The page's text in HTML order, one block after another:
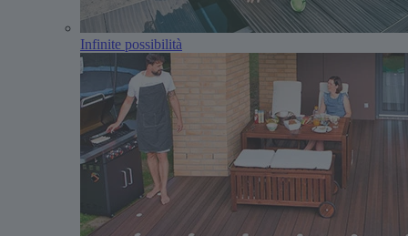
Infinite possibilità